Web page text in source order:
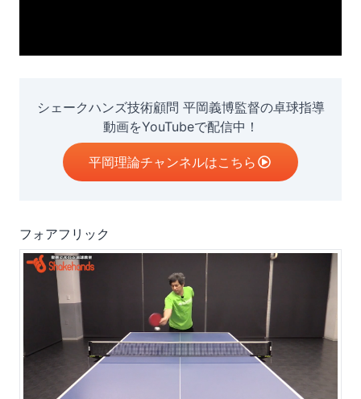
シェークハンズ技術顧問 平岡義博監督の卓球指導
動画をYouTubeで配信中！
平岡理論チャンネルはこちら
フォアフリック